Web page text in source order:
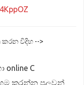
කරන විදිහ -->
C
කරන්න පුලුවන්